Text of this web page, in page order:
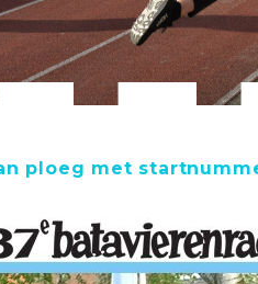
ploeg met